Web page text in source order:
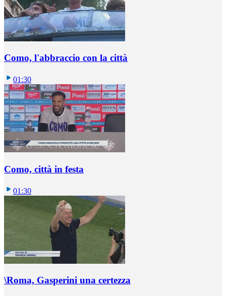
Como, l'abbraccio con la città
01:30
Como, città in festa
01:30
\Roma, Gasperini una certezza